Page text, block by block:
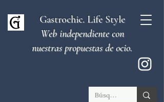
Gastrochic. Life Style
Web independiente con
nuestras propuestas de ocio.